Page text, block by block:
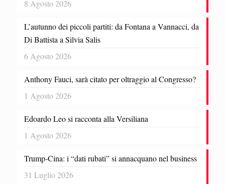
8 Agosto 2026
L’autunno dei piccoli partiti: da Fontana a Vannacci, da
Di Battista a Silvia Salis
6 Agosto 2026
Anthony Fauci, sarà citato per oltraggio al Congresso?
1 Agosto 2026
Edoardo Leo si racconta alla Versiliana
1 Agosto 2026
Trump-Cina: i “dati rubati” si annacquano nel business
31 Luglio 2026